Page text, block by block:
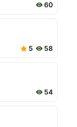
60
5 58
54